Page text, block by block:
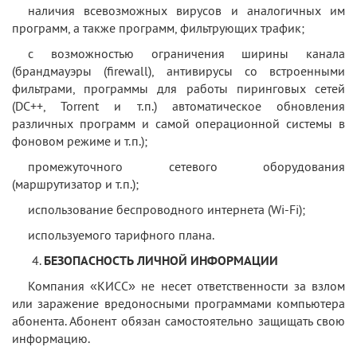
наличия всевозможных вирусов и аналогичных им
программ, а также программ, фильтрующих трафик;
с возможностью ограничения ширины канала
(брандмауэры (firewall), антивирусы со встроенными
фильтрами, программы для работы пиринговых сетей
(DC++, Torrent и т.п.) автоматическое обновления
различных программ и самой операционной системы в
фоновом режиме и т.п.);
промежуточного сетевого оборудования
(маршрутизатор и т.п.);
использование беспроводного интернета (Wi-Fi);
используемого тарифного плана.
БЕЗОПАСНОСТЬ ЛИЧНОЙ ИНФОРМАЦИИ
Компания «КИСС» не несет ответственности за взлом
или заражение вредоносными программами компьютера
абонента. Абонент обязан самостоятельно защищать свою
информацию.